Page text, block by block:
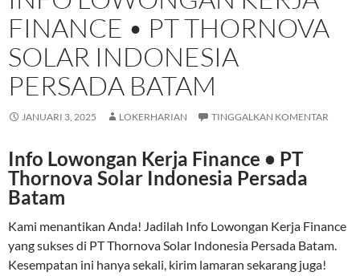
FINANCE • PT THORNOVA
SOLAR INDONESIA
PERSADA BATAM
JANUARI 3, 2025 LOKERHARIAN TINGGALKAN KOMENTAR
Info Lowongan Kerja Finance • PT
Thornova Solar Indonesia Persada
Batam
Kami menantikan Anda! Jadilah Info Lowongan Kerja Finance
yang sukses di PT Thornova Solar Indonesia Persada Batam.
Kesempatan ini hanya sekali, kirim lamaran sekarang juga!